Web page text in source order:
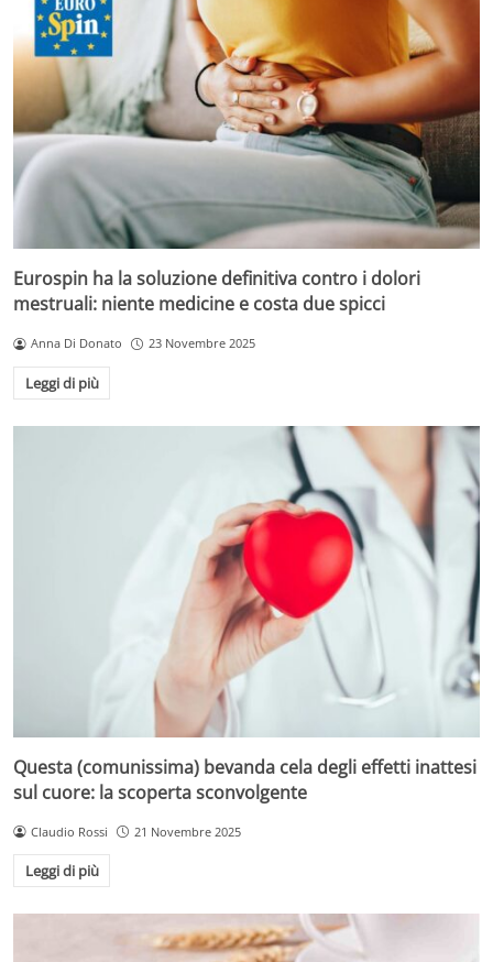
Eurospin ha la soluzione definitiva contro i dolori
mestruali: niente medicine e costa due spicci
Anna Di Donato 23 Novembre 2025
Leggi di più
Questa (comunissima) bevanda cela degli effetti inattesi
sul cuore: la scoperta sconvolgente
Claudio Rossi 21 Novembre 2025
Leggi di più